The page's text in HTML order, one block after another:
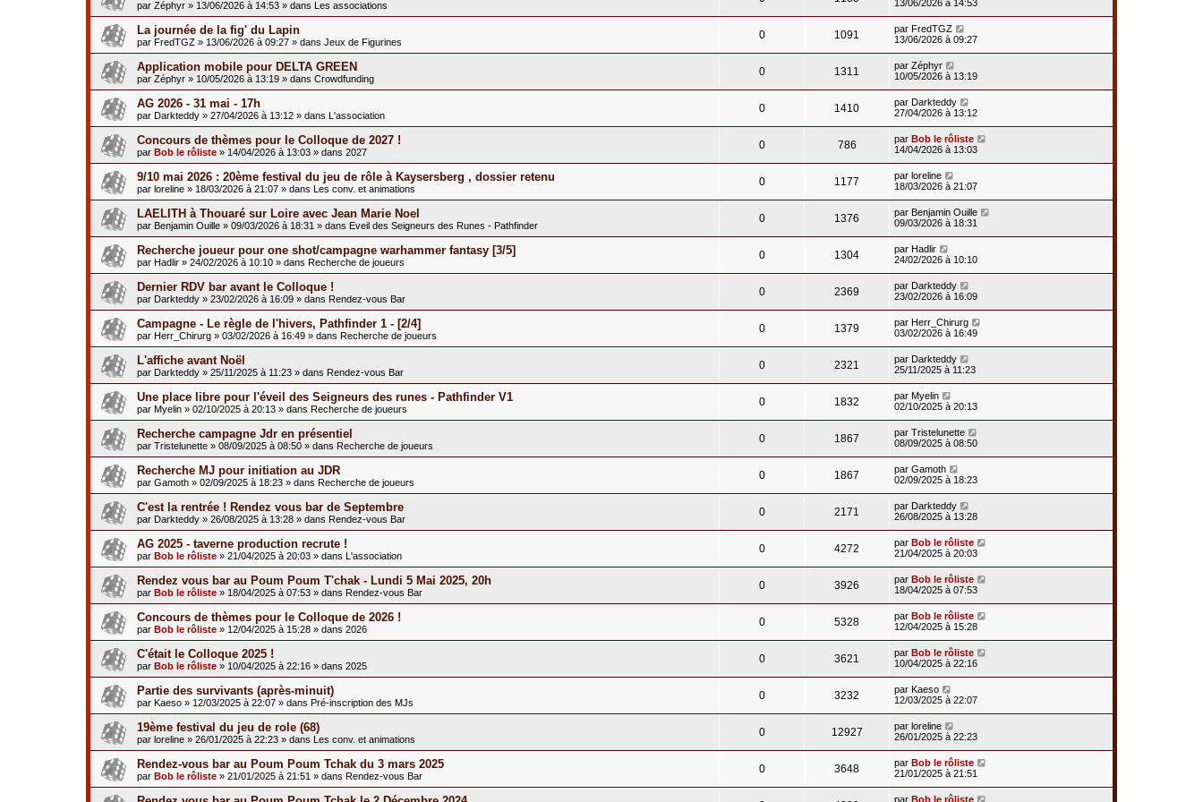
par Zéphyr » 13/06/2026 à 14:53 » dans Les associations
13/06/2026 à 14:53
La journée de la fig' du Lapin
par FredTGZ » 13/06/2026 à 09:27 » dans Jeux de Figurines
0 1091 par FredTGZ
13/06/2026 à 09:27
Application mobile pour DELTA GREEN
par Zéphyr » 10/05/2026 à 13:19 » dans Crowdfunding
0 1311 par Zéphyr
10/05/2026 à 13:19
AG 2026 - 31 mai - 17h
par Darkteddy » 27/04/2026 à 13:12 » dans L'association
0 1410 par Darkteddy
27/04/2026 à 13:12
Concours de thèmes pour le Colloque de 2027 !
par Bob le rôliste » 14/04/2026 à 13:03 » dans 2027
0 786 par Bob le rôliste
14/04/2026 à 13:03
9/10 mai 2026 : 20ème festival du jeu de rôle à Kaysersberg , dossier retenu
par loreline » 18/03/2026 à 21:07 » dans Les conv. et animations
0 1177 par loreline
18/03/2026 à 21:07
LAELITH à Thouaré sur Loire avec Jean Marie Noel
par Benjamin Ouille » 09/03/2026 à 18:31 » dans Eveil des Seigneurs des Runes - Pathfinder
0 1376 par Benjamin Ouille
09/03/2026 à 18:31
Recherche joueur pour one shot/campagne warhammer fantasy [3/5]
par Hadlir » 24/02/2026 à 10:10 » dans Recherche de joueurs
0 1304 par Hadlir
24/02/2026 à 10:10
Dernier RDV bar avant le Colloque !
par Darkteddy » 23/02/2026 à 16:09 » dans Rendez-vous Bar
0 2369 par Darkteddy
23/02/2026 à 16:09
Campagne - Le règle de l'hivers, Pathfinder 1 - [2/4]
par Herr_Chirurg » 03/02/2026 à 16:49 » dans Recherche de joueurs
0 1379 par Herr_Chirurg
03/02/2026 à 16:49
L'affiche avant Noël
par Darkteddy » 25/11/2025 à 11:23 » dans Rendez-vous Bar
0 2321 par Darkteddy
25/11/2025 à 11:23
Une place libre pour l'éveil des Seigneurs des runes - Pathfinder V1
par Myelin » 02/10/2025 à 20:13 » dans Recherche de joueurs
0 1832 par Myelin
02/10/2025 à 20:13
Recherche campagne Jdr en présentiel
par Tristelunette » 08/09/2025 à 08:50 » dans Recherche de joueurs
0 1867 par Tristelunette
08/09/2025 à 08:50
Recherche MJ pour initiation au JDR
par Gamoth » 02/09/2025 à 18:23 » dans Recherche de joueurs
0 1867 par Gamoth
02/09/2025 à 18:23
C'est la rentrée ! Rendez vous bar de Septembre
par Darkteddy » 26/08/2025 à 13:28 » dans Rendez-vous Bar
0 2171 par Darkteddy
26/08/2025 à 13:28
AG 2025 - taverne production recrute !
par Bob le rôliste » 21/04/2025 à 20:03 » dans L'association
0 4272 par Bob le rôliste
21/04/2025 à 20:03
Rendez vous bar au Poum Poum T'chak - Lundi 5 Mai 2025, 20h
par Bob le rôliste » 18/04/2025 à 07:53 » dans Rendez-vous Bar
0 3926 par Bob le rôliste
18/04/2025 à 07:53
Concours de thèmes pour le Colloque de 2026 !
par Bob le rôliste » 12/04/2025 à 15:28 » dans 2026
0 5328 par Bob le rôliste
12/04/2025 à 15:28
C'était le Colloque 2025 !
par Bob le rôliste » 10/04/2025 à 22:16 » dans 2025
0 3621 par Bob le rôliste
10/04/2025 à 22:16
Partie des survivants (après-minuit)
par Kaeso » 12/03/2025 à 22:07 » dans Pré-inscription des MJs
0 3232 par Kaeso
12/03/2025 à 22:07
19ème festival du jeu de role (68)
par loreline » 26/01/2025 à 22:23 » dans Les conv. et animations
0 12927 par loreline
26/01/2025 à 22:23
Rendez-vous bar au Poum Poum Tchak du 3 mars 2025
par Bob le rôliste » 21/01/2025 à 21:51 » dans Rendez-vous Bar
0 3648 par Bob le rôliste
21/01/2025 à 21:51
par Bob le rôliste